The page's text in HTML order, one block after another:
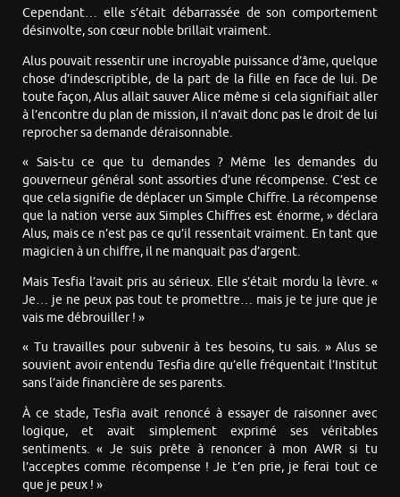
Cependant… elle s’était débarrassée de son comportement
désinvolte, son cœur noble brillait vraiment.
Alus pouvait ressentir une incroyable puissance d’âme, quelque
chose d’indescriptible, de la part de la fille en face de lui. De
toute façon, Alus allait sauver Alice même si cela signifiait aller
à l’encontre du plan de mission, il n’avait donc pas le droit de lui
reprocher sa demande déraisonnable.
« Sais-tu ce que tu demandes ? Même les demandes du
gouverneur général sont assorties d’une récompense. C’est ce
que cela signifie de déplacer un Simple Chiffre. La récompense
que la nation verse aux Simples Chiffres est énorme, » déclara
Alus, mais ce n’est pas ce qu’il ressentait vraiment. En tant que
magicien à un chiffre, il ne manquait pas d’argent.
Mais Tesfia l’avait pris au sérieux. Elle s’était mordu la lèvre. «
Je… je ne peux pas tout te promettre… mais je te jure que je
vais me débrouiller ! »
« Tu travailles pour subvenir à tes besoins, tu sais. » Alus se
souvient avoir entendu Tesfia dire qu’elle fréquentait l’Institut
sans l’aide financière de ses parents.
À ce stade, Tesfia avait renoncé à essayer de raisonner avec
logique, et avait simplement exprimé ses véritables
sentiments. « Je suis prête à renoncer à mon AWR si tu
l’acceptes comme récompense ! Je t’en prie, je ferai tout ce
que je peux ! »